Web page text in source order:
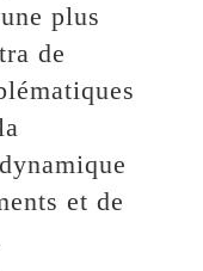
plus
de
et de